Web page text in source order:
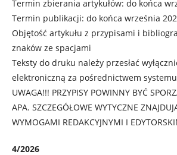
Termin zbierania artykułów: do końca
Termin publikacji: do końca września
Objętość artykułu z przypisami i
znaków ze spacjami
Teksty do druku należy przesłać
elektroniczną za pośrednictwem systemu
UWAGA!!! PRZYPISY POWINNY BYĆ
APA. SZCZEGÓŁOWE WYTYCZNE
WYMOGAMI REDAKCYJNYMI I
4/2026